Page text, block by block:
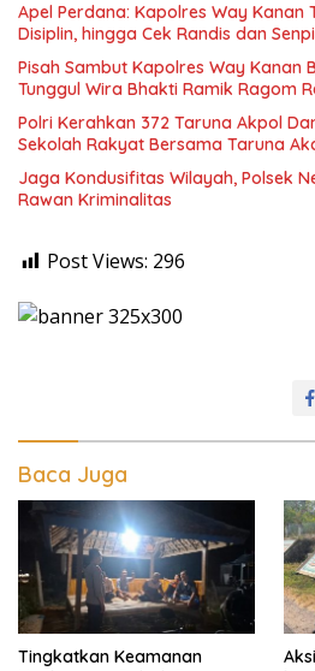
Apel Perdana: Kapolres Way Kanan
Disiplin, hingga Cek Randis dan
Pisah Sambut Kapolres Way Kanan
Tunggul Wira Bhakti Ramik Ragom
Polri Kerahkan 372 Taruna Akpol
Sekolah Rakyat Bersama Taruna
Jaga Kondusifitas Wilayah, Polsek
Rawan Kriminalitas
Post Views: 296
Baca Juga
Tingkatkan Keamanan